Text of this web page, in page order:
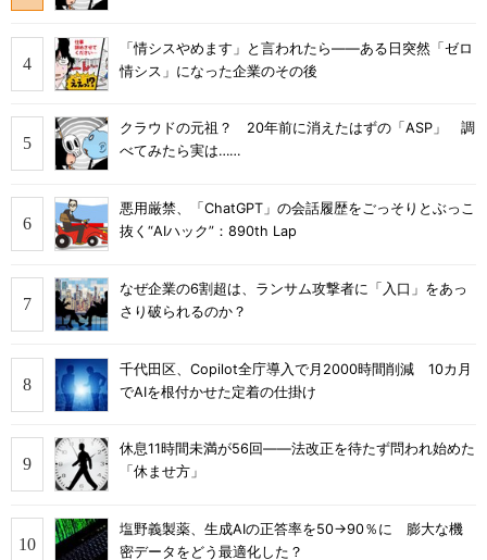
「情シスやめます」と言われたら――ある日突然「ゼロ
情シス」になった企業のその後
クラウドの元祖？ 20年前に消えたはずの「ASP」 調
べてみたら実は……
悪用厳禁、「ChatGPT」の会話履歴をごっそりとぶっこ
抜く“AIハック”：890th Lap
なぜ企業の6割超は、ランサム攻撃者に「入口」をあっ
さり破られるのか？
千代田区、Copilot全庁導入で月2000時間削減 10カ月
でAIを根付かせた定着の仕掛け
休息11時間未満が56回――法改正を待たず問われ始めた
「休ませ方」
塩野義製薬、生成AIの正答率を50→90％に 膨大な機
密データをどう最適化した？